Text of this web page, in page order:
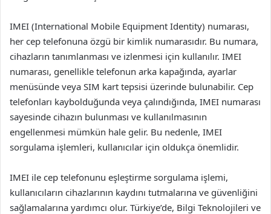
IMEI (International Mobile Equipment Identity) numarası,
her cep telefonuna özgü bir kimlik numarasıdır. Bu numara,
cihazların tanımlanması ve izlenmesi için kullanılır. IMEI
numarası, genellikle telefonun arka kapağında, ayarlar
menüsünde veya SIM kart tepsisi üzerinde bulunabilir. Cep
telefonları kaybolduğunda veya çalındığında, IMEI numarası
sayesinde cihazın bulunması ve kullanılmasının
engellenmesi mümkün hale gelir. Bu nedenle, IMEI
sorgulama işlemleri, kullanıcılar için oldukça önemlidir.
IMEI ile cep telefonunu eşleştirme sorgulama işlemi,
kullanıcıların cihazlarının kaydını tutmalarına ve güvenliğini
sağlamalarına yardımcı olur. Türkiye’de, Bilgi Teknolojileri ve